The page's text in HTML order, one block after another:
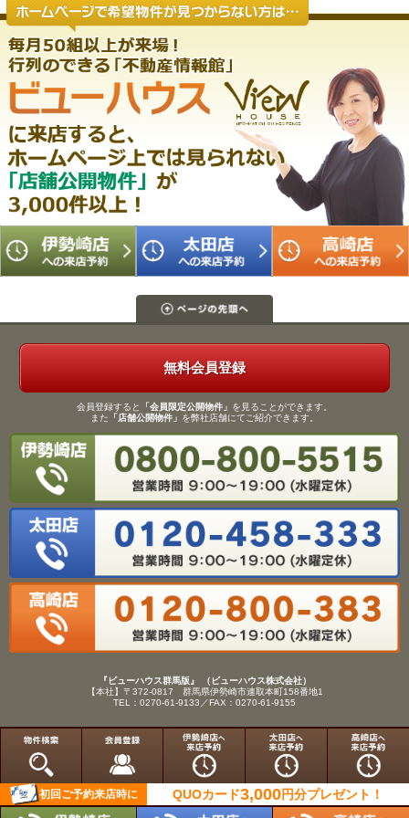
無料会員登録
会員登録すると 「会員限定公開物件」 を見ることができます。
また 「店舗公開物件」 を弊社店舗にてご紹介できます。
『ビューハウス群馬版』 （ビューハウス株式会社）
【本社】〒372-0817 群馬県伊勢崎市連取本町158番地1
TEL：0270-61-9133／FAX：0270-61-9155
Copyright(C)View House(R)Inc.All Rights Reserved.
初回ご予約来店時に QUOカード3,000円分プレゼント！